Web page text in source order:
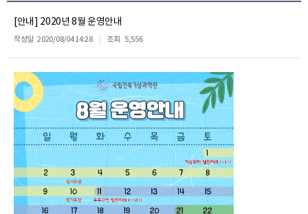
[안내] 2020년 8월 운영안내
작성일 2020/08/04 14:28 조회 5,556